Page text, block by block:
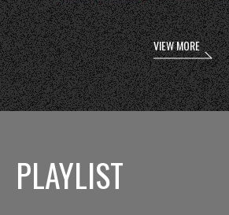
VIEW MORE
PLAYLIST